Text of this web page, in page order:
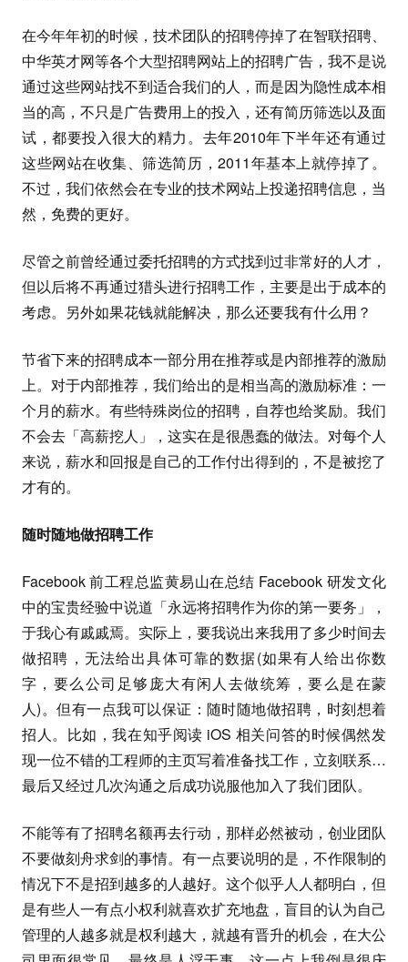
在今年年初的时候，技术团队的招聘停掉了在智联招聘、
中华英才网等各个大型招聘网站上的招聘广告，我不是说
通过这些网站找不到适合我们的人，而是因为隐性成本相
当的高，不只是广告费用上的投入，还有简历筛选以及面
试，都要投入很大的精力。去年2010年下半年还有通过
这些网站在收集、筛选简历，2011年基本上就停掉了。
不过，我们依然会在专业的技术网站上投递招聘信息，当
然，免费的更好。
尽管之前曾经通过委托招聘的方式找到过非常好的人才，
但以后将不再通过猎头进行招聘工作，主要是出于成本的
考虑。另外如果花钱就能解决，那么还要我有什么用？
节省下来的招聘成本一部分用在推荐或是内部推荐的激励
上。对于内部推荐，我们给出的是相当高的激励标准：一
个月的薪水。有些特殊岗位的招聘，自荐也给奖励。我们
不会去「高薪挖人」，这实在是很愚蠢的做法。对每个人
来说，薪水和回报是自己的工作付出得到的，不是被挖了
才有的。
随时随地做招聘工作
Facebook 前工程总监黄易山在总结 Facebook 研发文化
中的宝贵经验中说道「永远将招聘作为你的第一要务」，
于我心有戚戚焉。实际上，要我说出来我用了多少时间去
做招聘，无法给出具体可靠的数据(如果有人给出你数
字，要么公司足够庞大有闲人去做统筹，要么是在蒙
人)。但有一点我可以保证：随时随地做招聘，时刻想着
招人。比如，我在知乎阅读 iOS 相关问答的时候偶然发
现一位不错的工程师的主页写着准备找工作，立刻联系…
最后又经过几次沟通之后成功说服他加入了我们团队。
不能等有了招聘名额再去行动，那样必然被动，创业团队
不要做刻舟求剑的事情。有一点要说明的是，不作限制的
情况下不是招到越多的人越好。这个似乎人人都明白，但
是有些人一有点小权利就喜欢扩充地盘，盲目的认为自己
管理的人越多就是权利越大，就越有晋升的机会，在大公